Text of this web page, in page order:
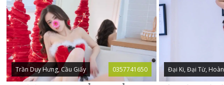
Trần Duy Hưng, Cầu Giấy 0357741650 Đại Ki, Đại Từ,